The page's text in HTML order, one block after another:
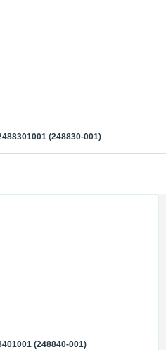
(248830-001)
(248840-001)